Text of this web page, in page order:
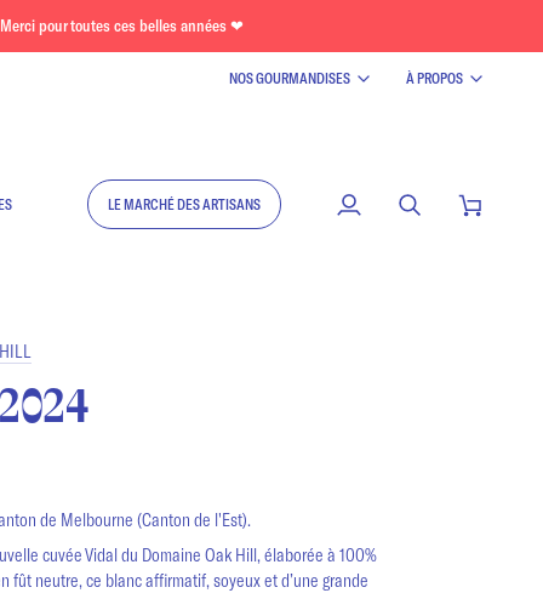
pour toutes ces belles années ❤
NOS GOURMANDISES À PROPOS
LE MARCHÉ DES ARTISANS
Mon
RecherchePanier
de Melbourne (Canton de l'Est).
cuvée Vidal du Domaine Oak Hill, élaborée à 100%
fût neutre, ce blanc affirmatif, soyeux et d’une grande